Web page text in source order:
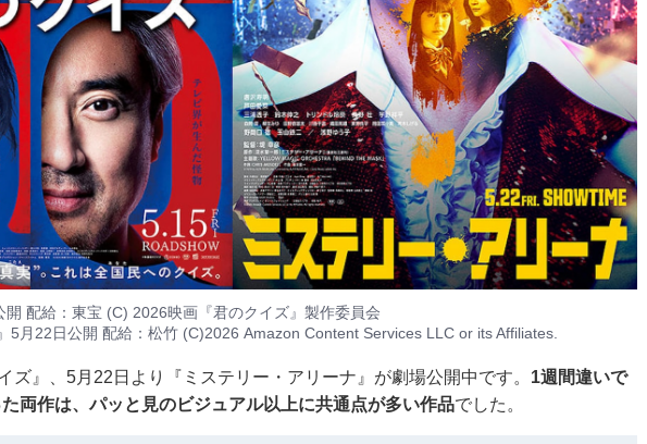
開 配給：東宝 (C) 2026映画『君のクイズ』製作委員会
5月22日公開 配給：松竹 (C)2026 Amazon Content Services LLC or its Affiliates.
ズ』、5月22日より『ミステリー・アリーナ』が劇場公開中です。 1週間違いで
両作は、パッと見のビジュアル以上に共通点が多い作品でした。